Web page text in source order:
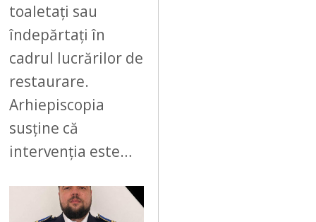
toaletați sau
îndepărtați în
cadrul lucrărilor de
restaurare.
Arhiepiscopia
susține că
intervenția este…